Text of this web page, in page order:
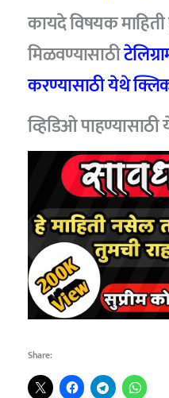
कायदे विषयक
मिळवण्यासाठी
करण्यासाठी येथे
व्हिडिओ
Share: